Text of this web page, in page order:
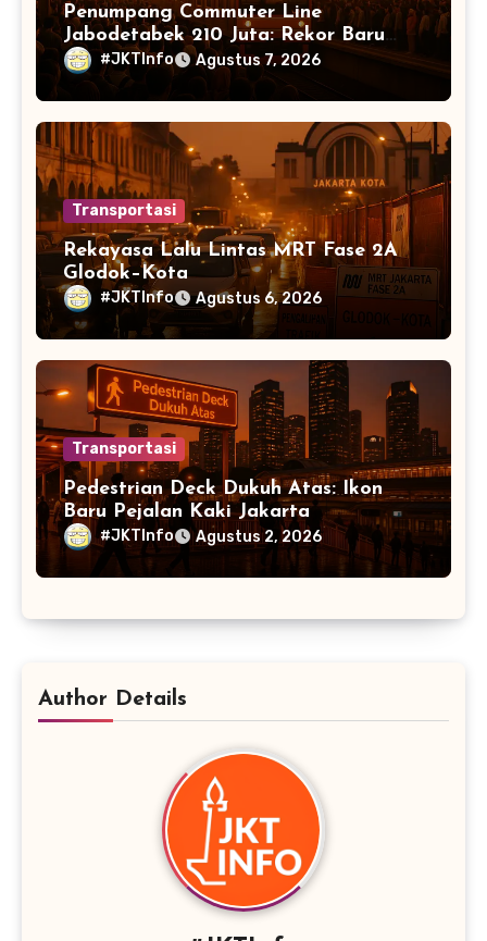
Penumpang Commuter Line
Jabodetabek 210 Juta: Rekor Baru
Warga Jabodetabek
#JKTInfo Agustus 7, 2026
Transportasi
Rekayasa Lalu Lintas MRT Fase 2A
Glodok–Kota
#JKTInfo Agustus 6, 2026
Transportasi
Pedestrian Deck Dukuh Atas: Ikon
Baru Pejalan Kaki Jakarta
#JKTInfo Agustus 2, 2026
Author Details